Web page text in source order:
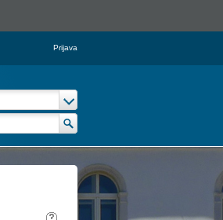
Prijava